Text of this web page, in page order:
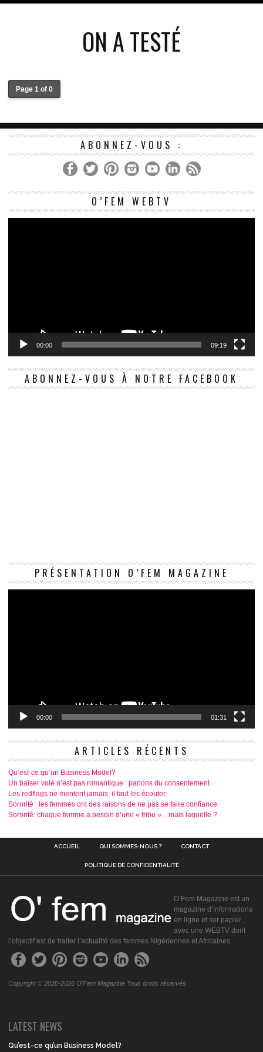
ON A TESTÉ
Page 1 of 0
ABONNEZ-VOUS :
O’FEM WEBTV
00:00 09:19
ABONNEZ-VOUS À NOTRE FACEBOOK
PRÉSENTATION O’FEM MAGAZINE
00:00 01:31
ARTICLES RÉCENTS
Qu’est-ce qu’un Business Model?
Un baiser volé n’est pas romantique : parlons du consentement
Les redflags ne mentent jamais, il faut les écouter
Sororité : les femmes ont des raisons de ne pas se faire confiance
Sororité: chaque femme a besoin d’une « tribu »…mais laquelle ?
ACCUEIL QUI SOMMES-NOUS ? CONTACT
POLITIQUE DE CONFIDENTIALITÉ
O’Fem Magazine est un
magazine d’informations
en ligne et sur papier ,
avec une WEBTV dont
l’objectif est de traiter l’actualité des femmes Nigériennes et Africaines.
Copyright © 2020-2026 O'Fem Magazine Tous droits réservés
LATEST NEWS
Qu’est-ce qu’un Business Model?